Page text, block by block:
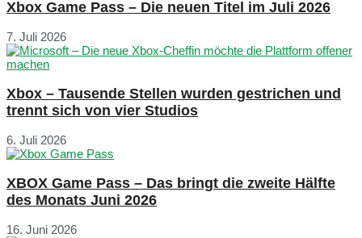
Xbox Game Pass – Die neuen Titel im Juli 2026
7. Juli 2026
Xbox – Tausende Stellen wurden gestrichen und
trennt sich von vier Studios
6. Juli 2026
XBOX Game Pass – Das bringt die zweite Hälfte
des Monats Juni 2026
16. Juni 2026